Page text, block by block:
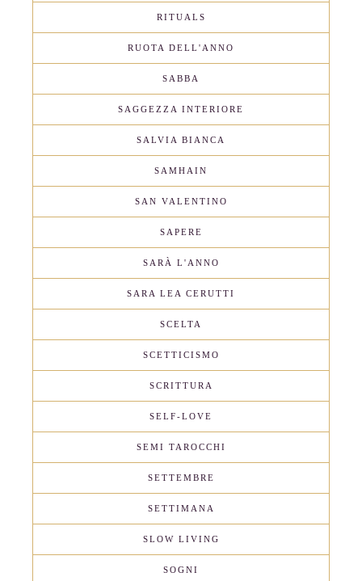
RITUALS
RUOTA DELL'ANNO
SABBA
SAGGEZZA INTERIORE
SALVIA BIANCA
SAMHAIN
SAN VALENTINO
SAPERE
SARÀ L'ANNO
SARA LEA CERUTTI
SCELTA
SCETTICISMO
SCRITTURA
SELF-LOVE
SEMI TAROCCHI
SETTEMBRE
SETTIMANA
SLOW LIVING
SOGNI